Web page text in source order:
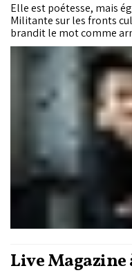
Elle est poétesse, mais
Militante sur les fronts
brandit le mot comme
néerlandaise Nisrine
«Poétesse de la patrie»
prestigieuse consacre,
profondément humaine,
cultures et des
espoir de
portrait d’une voix qui
contemporaine.
Live